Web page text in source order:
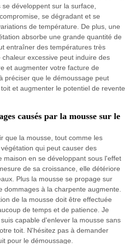
développent sur la surface,
se dégradant et se
de température. De plus, une
absorbe une grande quantité de
entraîner des températures très
excessive peut induire des
et augmenter votre facture de
préciser que le démoussage peut
et augmenter le potentiel de revente
causés par la mousse sur le
que la mousse, tout comme les
qui peut causer des
maison en se développant sous l'effet
de sa croissance, elle détériore
Plus la mousse se propage sur
dommages à la charpente augmente.
de la mousse doit être effectuée
de temps et de patience. Je
capable d'enlever la mousse sans
toit. N'hésitez pas à demander
pour le démoussage.